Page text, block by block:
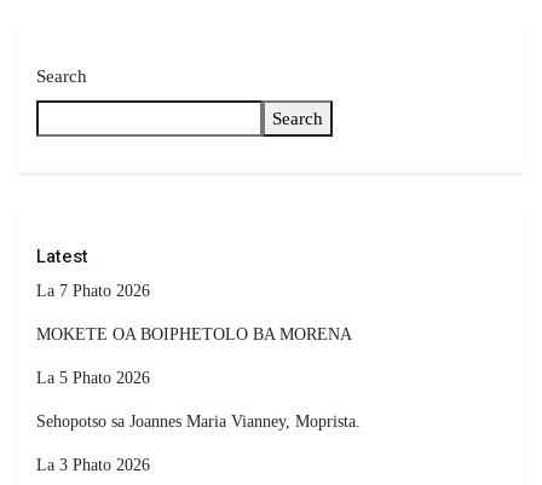
Search
Search
Latest
La 7 Phato 2026
MOKETE OA BOIPHETOLO BA MORENA
La 5 Phato 2026
Sehopotso sa Joannes Maria Vianney, Moprista.
La 3 Phato 2026